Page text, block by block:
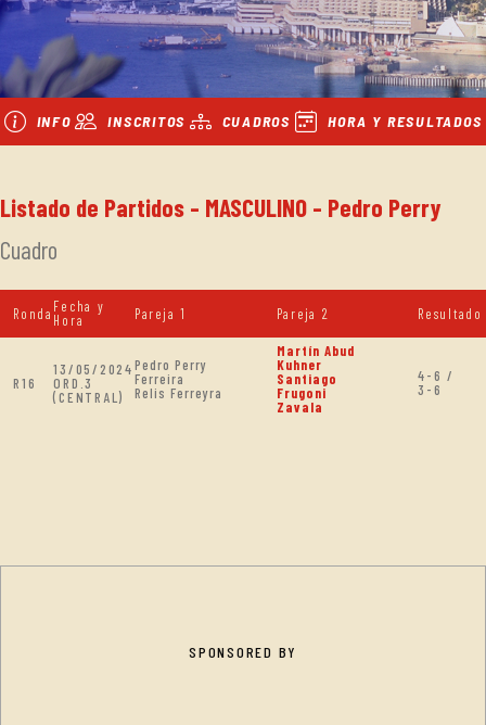
INFO INSCRITOS CUADROS HORA Y RESULTADOS
Listado de Partidos - MASCULINO - Pedro Perry
Cuadro
Ronda Fecha y
Hora
Pareja 1 Pareja 2 Resultado
R16
13/05/2024
ORD.3
(CENTRAL)
Pedro Perry
Ferreira
Relis Ferreyra
Martín Abud
Kuhner
Santiago
Frugoni
Zavala
4-6 /
3-6
SPONSORED BY